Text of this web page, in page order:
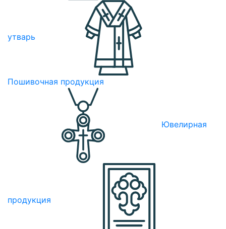
утварь
Пошивочная продукция
Ювелирная
продукция